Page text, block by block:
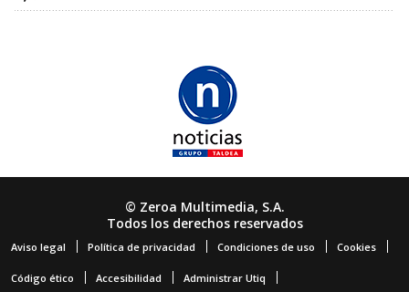
© Zeroa Multimedia, S.A.
Todos los derechos reservados
Aviso legal Política de privacidad Condiciones de uso Cookies
Código ético Accesibilidad Administrar Utiq